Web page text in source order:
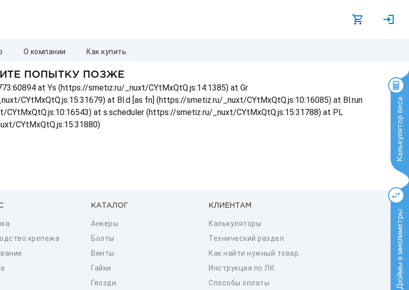
Калькулятор веса
Дюймы в миллиметры
о компании как купить
ПОПЫТКУ ПОЗЖЕ
at Ys (https://smetiz.ru/_nuxt/CYtMxQtQ.js:14:1385) at Gr
CYtMxQtQ.js:15:31679) at Bl.d [as fn] (https://smetiz.ru/_nuxt/CYtMxQtQ.js:10:16085) at Bl.run
at s.scheduler (https://smetiz.ru/_nuxt/CYtMxQtQ.js:15:31788) at PL
CYtMxQtQ.js:15:31880)
крепежа
КАТАЛОГ
Анкеры
Болты
Винты
Гайки
Гвозди
КЛИЕНТАМ
Калькуляторы
Технический раздел
Как найти нужный товар
Инструкция по ЛК
Способы оплаты